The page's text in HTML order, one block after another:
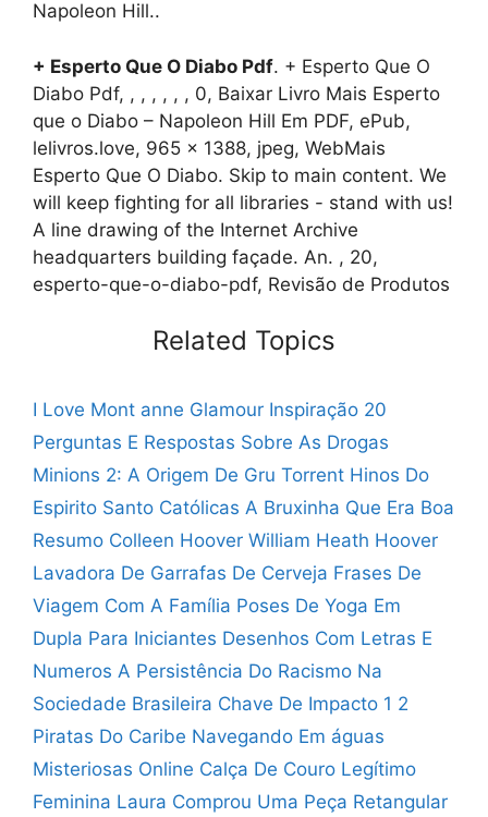
Napoleon Hill..
+ Esperto Que O Diabo Pdf. + Esperto Que O
Diabo Pdf, , , , , , , 0, Baixar Livro Mais Esperto
que o Diabo – Napoleon Hill Em PDF, ePub,
lelivros.love, 965 x 1388, jpeg, WebMais
Esperto Que O Diabo. Skip to main content. We
will keep fighting for all libraries - stand with us!
A line drawing of the Internet Archive
headquarters building façade. An. , 20,
esperto-que-o-diabo-pdf, Revisão de Produtos
Related Topics
I Love Mont anne Glamour Inspiração 20
Perguntas E Respostas Sobre As Drogas
Minions 2: A Origem De Gru Torrent Hinos Do
Espirito Santo Católicas A Bruxinha Que Era Boa
Resumo Colleen Hoover William Heath Hoover
Lavadora De Garrafas De Cerveja Frases De
Viagem Com A Família Poses De Yoga Em
Dupla Para Iniciantes Desenhos Com Letras E
Numeros A Persistência Do Racismo Na
Sociedade Brasileira Chave De Impacto 1 2
Piratas Do Caribe Navegando Em águas
Misteriosas Online Calça De Couro Legítimo
Feminina Laura Comprou Uma Peça Retangular